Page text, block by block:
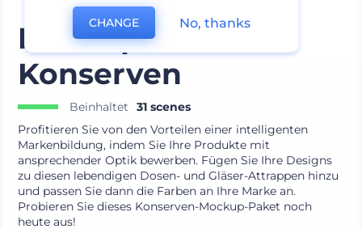
Mockup Paket für
Konserven
Beinhaltet
31 scenes
Profitieren Sie von den Vorteilen einer intelligenten
Markenbildung, indem Sie Ihre Produkte mit
ansprechender Optik bewerben. Fügen Sie Ihre Designs
zu diesen lebendigen Dosen- und Gläser-Attrappen hinzu
und passen Sie dann die Farben an Ihre Marke an.
Probieren Sie dieses Konserven-Mockup-Paket noch
heute aus!
CHANGE No, thanks